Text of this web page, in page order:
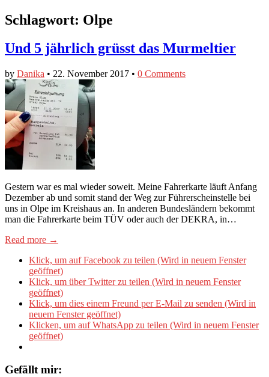
Schlagwort: Olpe
Und 5 jährlich grüsst das Murmeltier
by Danika • 22. November 2017 • 0 Comments
Gestern war es mal wieder soweit. Meine Fahrerkarte läuft Anfang
Dezember ab und somit stand der Weg zur Führerscheinstelle bei
uns in Olpe im Kreishaus an. In anderen Bundesländern bekommt
man die Fahrerkarte beim TÜV oder auch der DEKRA, in…
Read more →
Klick, um auf Facebook zu teilen (Wird in neuem Fenster
geöffnet)
Klick, um über Twitter zu teilen (Wird in neuem Fenster
geöffnet)
Klick, um dies einem Freund per E-Mail zu senden (Wird in
neuem Fenster geöffnet)
Klicken, um auf WhatsApp zu teilen (Wird in neuem Fenster
geöffnet)
Gefällt mir: